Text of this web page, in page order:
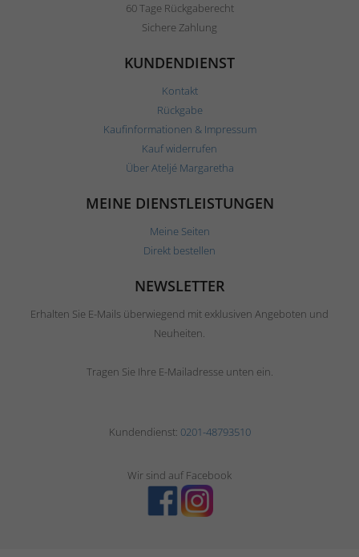
60 Tage Rückgaberecht
Sichere Zahlung
KUNDENDIENST
Kontakt
Rückgabe
Kaufinformationen & Impressum
Kauf widerrufen
Über Ateljé Margaretha
MEINE DIENSTLEISTUNGEN
Meine Seiten
Direkt bestellen
NEWSLETTER
Erhalten Sie E-Mails überwiegend mit exklusiven Angeboten und
Neuheiten.
Tragen Sie Ihre E-Mailadresse unten ein.
Kundendienst: 0201-48793510
Wir sind auf Facebook